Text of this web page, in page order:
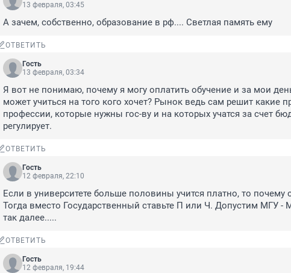
13 февраля, 03:45
А зачем, собственно, образование в рф.... Светлая память ему
ОТВЕТИТЬ
Гость
13 февраля, 03:34
Я вот не понимаю, почему я могу оплатить обучение и за мои
может учиться на того кого хочет? Рынок ведь сам решит какие
профессии, которые нужны гос-ву и на которых учатся за счет
регулирует.
ОТВЕТИТЬ
Гость
12 февраля, 22:10
Если в университете больше половины учится платно, то почему
Тогда вместо Государственный ставьте П или Ч. Допустим МГУ -
так далее.....
ОТВЕТИТЬ
Гость
12 февраля, 19:44